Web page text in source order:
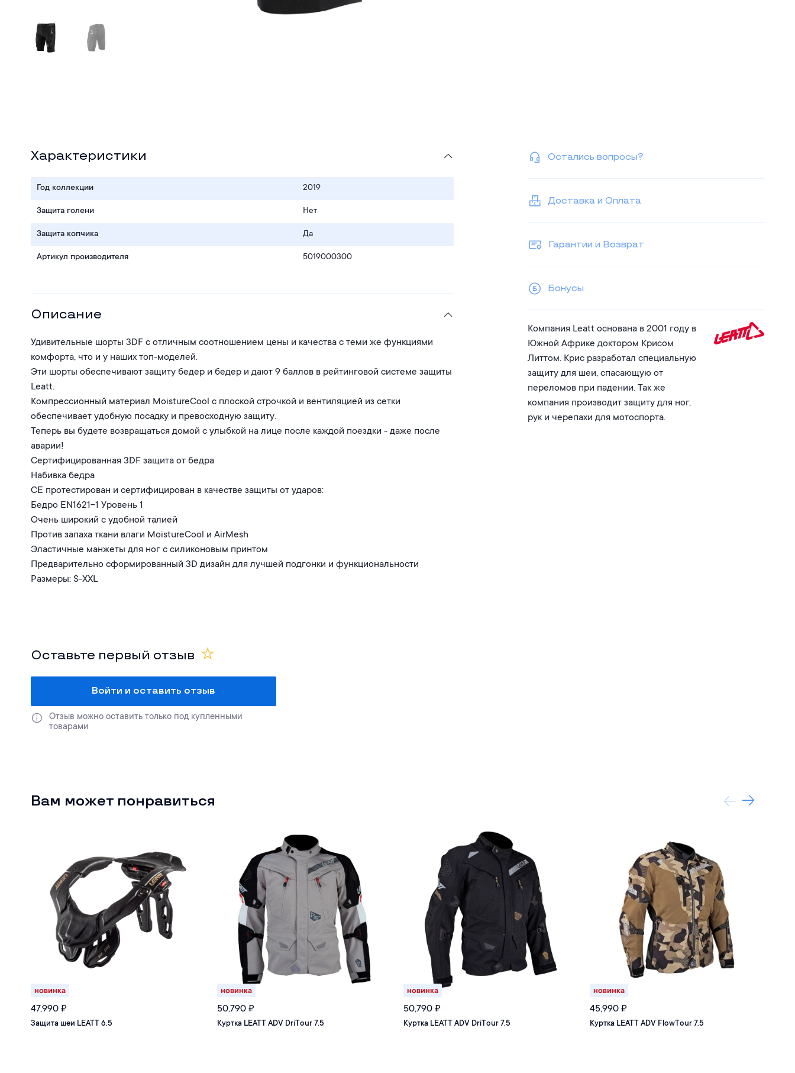
Характеристики
Год коллекции 2019
Защита голени Нет
Защита копчика Да
Артикул производителя 5019000300
Описание
Удивительные шорты 3DF с отличным соотношением цены и качества с теми же функциями
комфорта, что и у наших топ-моделей.
Эти шорты обеспечивают защиту бедер и бедер и дают 9 баллов в рейтинговой системе защиты
Leatt.
Компрессионный материал MoistureCool с плоской строчкой и вентиляцией из сетки
обеспечивает удобную посадку и превосходную защиту.
Теперь вы будете возвращаться домой с улыбкой на лице после каждой поездки - даже после
аварии!
Сертифицированная 3DF защита от бедра
Набивка бедра
CE протестирован и сертифицирован в качестве защиты от ударов:
Бедро EN1621-1 Уровень 1
Очень широкий с удобной талией
Против запаха ткани влаги MoistureCool и AirMesh
Эластичные манжеты для ног с силиконовым принтом
Предварительно сформированный 3D дизайн для лучшей подгонки и функциональности
Размеры: S-XXL
Остались вопросы?
Доставка и Оплата
Гарантии и Возврат
Бонусы
Компания Leatt основана в 2001 году в
Южной Африке доктором Крисом
Литтом. Крис разработал специальную
защиту для шеи, спасающую от
переломов при падении. Так же
компания производит защиту для ног,
рук и черепахи для мотоспорта.
Оставьте первый отзыв
Войти и оставить отзыв
Отзыв можно оставить только под купленными
товарами
Вам может понравиться
новинка
47,990 ₽
Защита шеи LEATT 6.5
новинка
50,790 ₽
Куртка LEATT ADV DriTour 7.5
новинка
50,790 ₽
Куртка LEATT ADV DriTour 7.5
новинка
45,990 ₽
Куртка LEATT ADV FlowTour 7.5